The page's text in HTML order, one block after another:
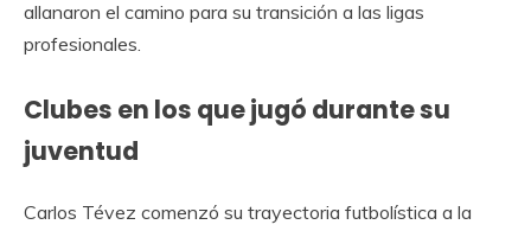
allanaron el camino para su transición a las ligas
profesionales.
Clubes en los que jugó durante su
juventud
Carlos Tévez comenzó su trayectoria futbolística a la